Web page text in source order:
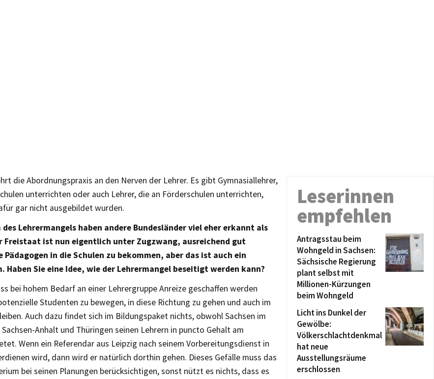
die Abordnungspraxis an den Nerven der Lehrer. Es gibt Gymnasiallehrer,
unterrichten oder auch Lehrer, die an Förderschulen unterrichten,
gar nicht ausgebildet wurden.
des Lehrermangels haben andere Bundesländer viel eher erkannt als
Freistaat ist nun eigentlich unter Zugzwang, ausreichend gut
Pädagogen in die Schulen zu bekommen, aber das ist auch ein
Haben Sie eine Idee, wie der Lehrermangel beseitigt werden kann?
bei hohem Bedarf an einer Lehrergruppe Anreize geschaffen werden
Studenten zu bewegen, in diese Richtung zu gehen und auch im
Auch dazu findet sich im Bildungspaket nichts, obwohl Sachsen im
Anhalt und Thüringen seinen Lehrern in puncto Gehalt am
Wenn ein Referendar aus Leipzig nach seinem Vorbereitungsdienst in
wird, dann wird er natürlich dorthin gehen. Dieses Gefälle muss das
bei seinen Planungen berücksichtigen, sonst nützt es nichts, dass es
Leserinnen
empfehlen
Antragsstau beim
Wohngeld in Sachsen:
Sächsische Regierung
plant selbst mit
Millionen-Kürzungen
beim Wohngeld
Licht ins Dunkel der
Gewölbe:
Völkerschlachtdenkmal
hat neue
Ausstellungsräume
erschlossen